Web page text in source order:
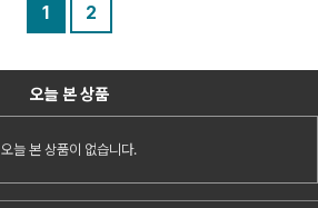
1 2
오늘 본 상품
오늘 본 상품이 없습니다.